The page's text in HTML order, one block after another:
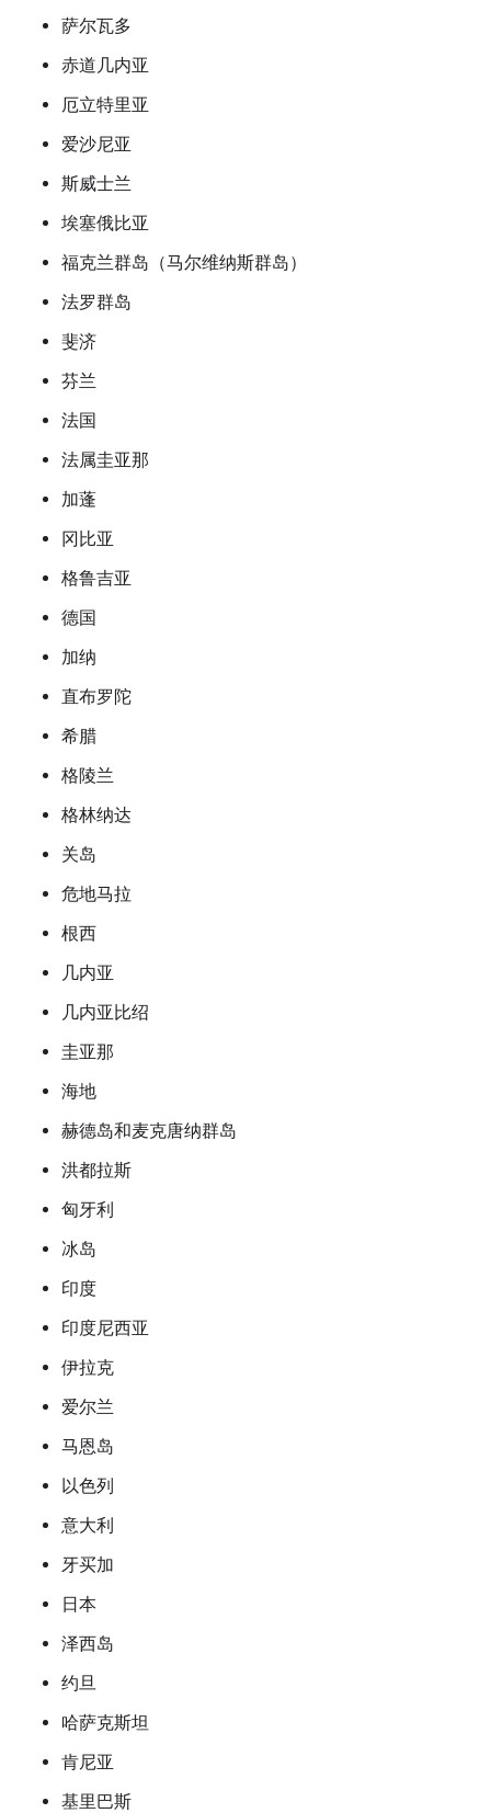
萨尔瓦多
赤道几内亚
厄立特里亚
爱沙尼亚
斯威士兰
埃塞俄比亚
福克兰群岛（马尔维纳斯群岛）
法罗群岛
斐济
芬兰
法国
法属圭亚那
加蓬
冈比亚
格鲁吉亚
德国
加纳
直布罗陀
希腊
格陵兰
格林纳达
关岛
危地马拉
根西
几内亚
几内亚比绍
圭亚那
海地
赫德岛和麦克唐纳群岛
洪都拉斯
匈牙利
冰岛
印度
印度尼西亚
伊拉克
爱尔兰
马恩岛
以色列
意大利
牙买加
日本
泽西岛
约旦
哈萨克斯坦
肯尼亚
基里巴斯